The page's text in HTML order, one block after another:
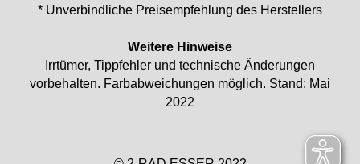
* Unverbindliche Preisempfehlung des Herstellers
Weitere Hinweise
Irrtümer, Tippfehler und technische Änderungen
vorbehalten. Farbabweichungen möglich. Stand: Mai
2022